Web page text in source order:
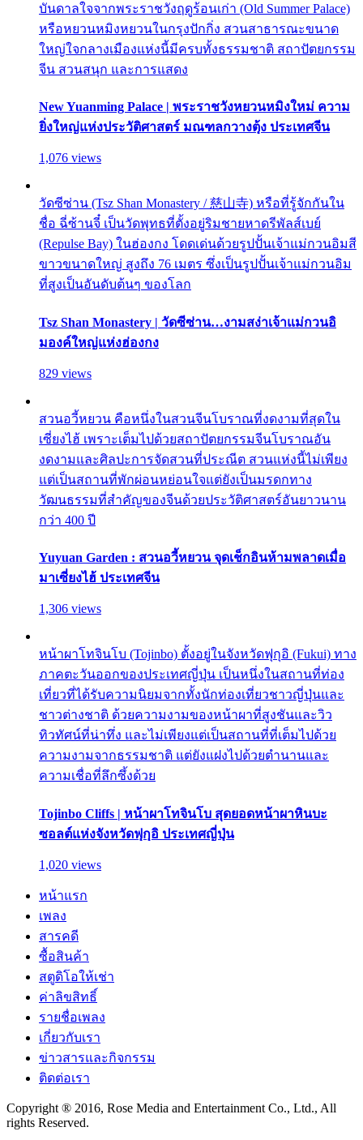
บันดาลใจจากพระราชวังฤดูร้อนเก่า (Old Summer Palace)
หรือหยวนหมิงหยวนในกรุงปักกิ่ง สวนสาธารณะขนาด
ใหญ่ใจกลางเมืองแห่งนี้มีครบทั้งธรรมชาติ สถาปัตยกรรม
จีน สวนสนุก และการแสดง
New Yuanming Palace | พระราชวังหยวนหมิงใหม่ ความ
ยิ่งใหญ่แห่งประวัติศาสตร์ มณฑลกวางตุ้ง ประเทศจีน
1,076 views
วัดซีซ่าน (Tsz Shan Monastery / 慈山寺) หรือที่รู้จักกันใน
ชื่อ ฉี่ซ้านจี๋ เป็นวัดพุทธที่ตั้งอยู่ริมชายหาดรีพัลส์เบย์
(Repulse Bay) ในฮ่องกง โดดเด่นด้วยรูปปั้นเจ้าแม่กวนอิมสี
ขาวขนาดใหญ่ สูงถึง 76 เมตร ซึ่งเป็นรูปปั้นเจ้าแม่กวนอิม
ที่สูงเป็นอันดับต้นๆ ของโลก
Tsz Shan Monastery | วัดซีซ่าน…งามสง่าเจ้าแม่กวนอิ
มองค์ใหญ่แห่งฮ่องกง
829 views
สวนอวี้หยวน คือหนึ่งในสวนจีนโบราณที่งดงามที่สุดใน
เซี่ยงไฮ้ เพราะเต็มไปด้วยสถาปัตยกรรมจีนโบราณอัน
งดงามและศิลปะการจัดสวนที่ประณีต สวนแห่งนี้ไม่เพียง
แต่เป็นสถานที่พักผ่อนหย่อนใจแต่ยังเป็นมรดกทาง
วัฒนธรรมที่สำคัญของจีนด้วยประวัติศาสตร์อันยาวนาน
กว่า 400 ปี
Yuyuan Garden : สวนอวี้หยวน จุดเช็กอินห้ามพลาดเมื่อ
มาเซี่ยงไฮ้ ประเทศจีน
1,306 views
หน้าผาโทจินโบ (Tojinbo) ตั้งอยู่ในจังหวัดฟุกุอิ (Fukui) ทาง
ภาคตะวันออกของประเทศญี่ปุ่น เป็นหนึ่งในสถานที่ท่อง
เที่ยวที่ได้รับความนิยมจากทั้งนักท่องเที่ยวชาวญี่ปุ่นและ
ชาวต่างชาติ ด้วยความงามของหน้าผาที่สูงชันและวิว
ทิวทัศน์ที่น่าทึ่ง และไม่เพียงแต่เป็นสถานที่ที่เต็มไปด้วย
ความงามจากธรรมชาติ แต่ยังแฝงไปด้วยตำนานและ
ความเชื่อที่ลึกซึ้งด้วย
Tojinbo Cliffs | หน้าผาโทจินโบ สุดยอดหน้าผาหินบะ
ซอลต์แห่งจังหวัดฟุกุอิ ประเทศญี่ปุ่น
1,020 views
หน้าแรก
เพลง
สารคดี
ซื้อสินค้า
สตูดิโอให้เช่า
ค่าลิขสิทธิ์
รายชื่อเพลง
เกี่ยวกับเรา
ข่าวสารและกิจกรรม
ติดต่อเรา
Copyright ® 2016, Rose Media and Entertainment Co., Ltd., All
rights Reserved.